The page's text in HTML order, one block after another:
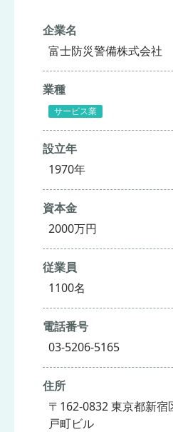
企業名
富士防災警備株式会社
業種
サービス業
設立年
1970年
資本金
2000万円
従業員
1100名
電話番号
03-5206-5165
住所
〒162-0832 東京都新
戸町ビル